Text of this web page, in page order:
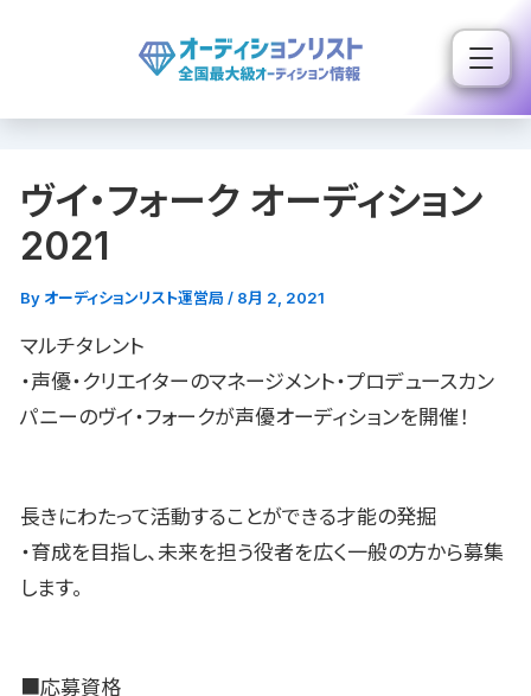
ス
ヴイ・フォーク オーディション
2021
By オーディションリスト運営局 / 8月 2, 2021
マルチタレント
・声優・クリエイターのマネージメント・プロデュースカン
パニーのヴイ・フォークが声優オーディションを開催！
長きにわたって活動することができる才能の発掘
・育成を目指し、未来を担う役者を広く一般の方から募集
します。
■応募資格